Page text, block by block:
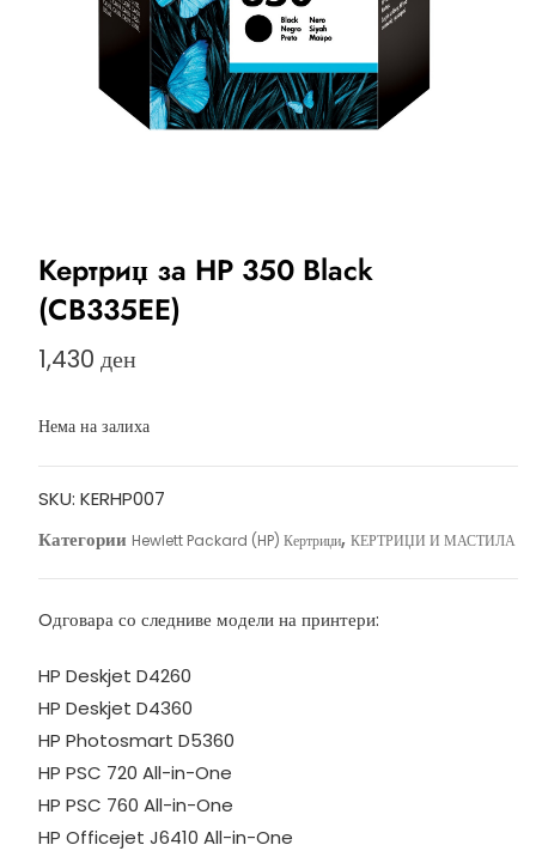
Кертриџ за HP 350 Black
(CB335EE)
1,430 ден
Нема на залиха
SKU: KERHP007
Категории Hewlett Packard (HP) Кертриџи, КЕРТРИЏИ И МАСТИЛА
Oдговара со следниве модели на принтери:
HP Deskjet D4260
HP Deskjet D4360
HP Photosmart D5360
HP PSC 720 All-in-One
HP PSC 760 All-in-One
HP Officejet J6410 All-in-One